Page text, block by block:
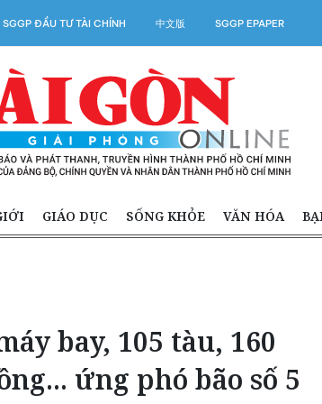
SGGP ĐẦU TƯ TÀI CHÍNH 中文版 SGGP EPAPER
GIÁO DỤC SỐNG KHỎE VĂN HÓA
bay, 105 tàu, 160
ứng phó bão số 5